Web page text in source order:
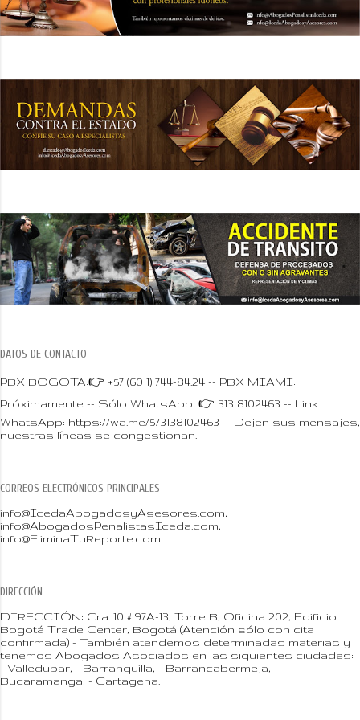
DATOS DE CONTACTO
PBX BOGOTA:👉 +57 (60 1) 744-84.24 -- PBX MIAMI:
Próximamente -- Sólo WhatsApp: 👉 313 8102463 -- Link
WhatsApp: https://wa.me/573138102463 -- Dejen sus mensajes,
nuestras líneas se congestionan. --
CORREOS ELECTRÓNICOS PRINCIPALES
info@IcedaAbogadosyAsesores.com,
info@AbogadosPenalistasIceda.com,
info@EliminaTuReporte.com.
DIRECCIÓN
DIRECCIÓN: Cra. 10 # 97A-13, Torre B, Oficina 202, Edificio
Bogotá Trade Center, Bogotá (Atención sólo con cita
confirmada) - También atendemos determinadas materias y
tenemos Abogados Asociados en las siguientes ciudades:
- Valledupar, - Barranquilla, - Barrancabermeja, -
Bucaramanga, - Cartagena.